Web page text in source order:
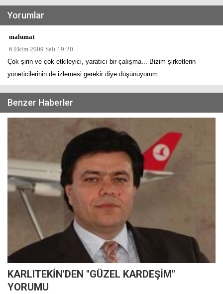
Yorumlar
malumat
6 Ekim 2009 Salı 19:20
Çok şirin ve çok etkileyici, yaratıcı bir çalışma... Bizim şirketlerin
yöneticilerinin de izlemesi gerekir diye düşünüyorum.
Benzer Haberler
KARLITEKİN'DEN "GÜZEL KARDEŞİM"
YORUMU